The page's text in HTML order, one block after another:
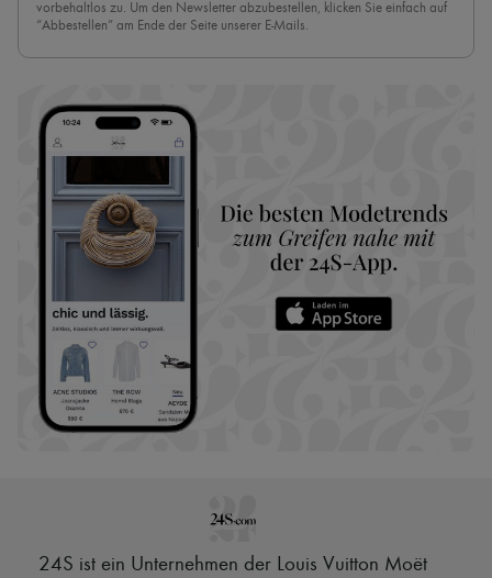
vorbehaltlos zu. Um den Newsletter abzubestellen, klicken Sie einfach auf
“Abbestellen” am Ende der Seite unserer E-Mails.
24S ist ein Unternehmen der Louis Vuitton Moët